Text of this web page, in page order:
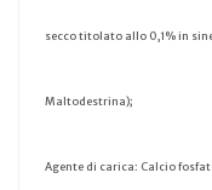
secco titolato allo 0,1% in
Maltodestrina);
Agente di carica: Calcio